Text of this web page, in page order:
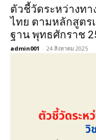
ตัวชี้วัดระหว่างท
ไทย ตามหลักสูต
ฐาน พุทธศักราช
admin001 - 24 สิงหาคม 2025